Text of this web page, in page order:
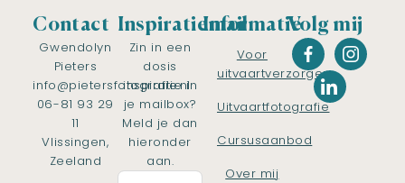
Contact
Gwendolyn
Pieters
info@pietersfotografie.nl
06-81 93 29
11
Vlissingen,
Zeeland
Inspiratiemail
Zin in een
dosis
inspiratie in
je mailbox?
Meld je dan
hieronder
aan.
Informatie
Voor
uitvaartverzorgers
Uitvaartfotografie
Cursusaanbod
Over mij
Volg mij